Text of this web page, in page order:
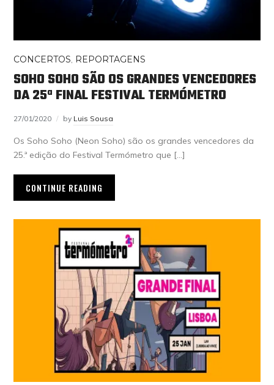
CONCERTOS, REPORTAGENS
SOHO SOHO SÃO OS GRANDES VENCEDORES
DA 25ª FINAL FESTIVAL TERMÓMETRO
27/01/2020 by Luis Sousa
Os Soho Soho (Neon Soho) são os grandes vencedores da
25.ª edição do Festival Termómetro que […]
CONTINUE READING